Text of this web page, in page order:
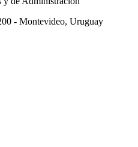
- Montevideo, Uruguay